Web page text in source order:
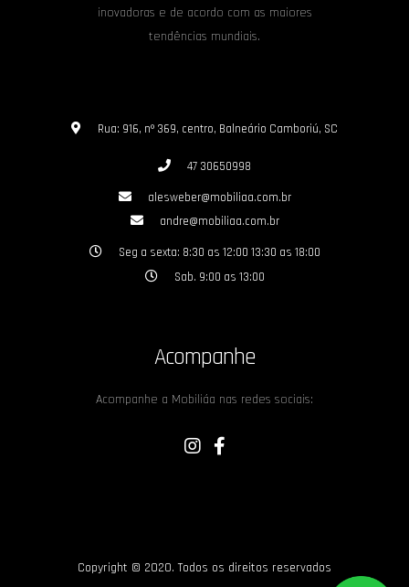
inovadoras e de acordo com as maiores
tendências mundiais.
Rua: 916, nº 369, centro, Balneário Camboriú, SC
47 30650998
alesweber@mobiliaa.com.br
andre@mobiliaa.com.br
Seg a sexta: 8:30 as 12:00 13:30 as 18:00
Sab. 9:00 as 13:00
Acompanhe
Acompanhe a Mobiliáa nas redes sociais:
Copyright © 2020. Todos os direitos reservados